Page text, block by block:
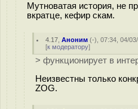
Мутноватая история, не
вкратце, кефир скам.
4.17 ,Аноним (-), 07:34, 04/
[к модератору]
> функционирует в
Неизвестны только
ZOG.